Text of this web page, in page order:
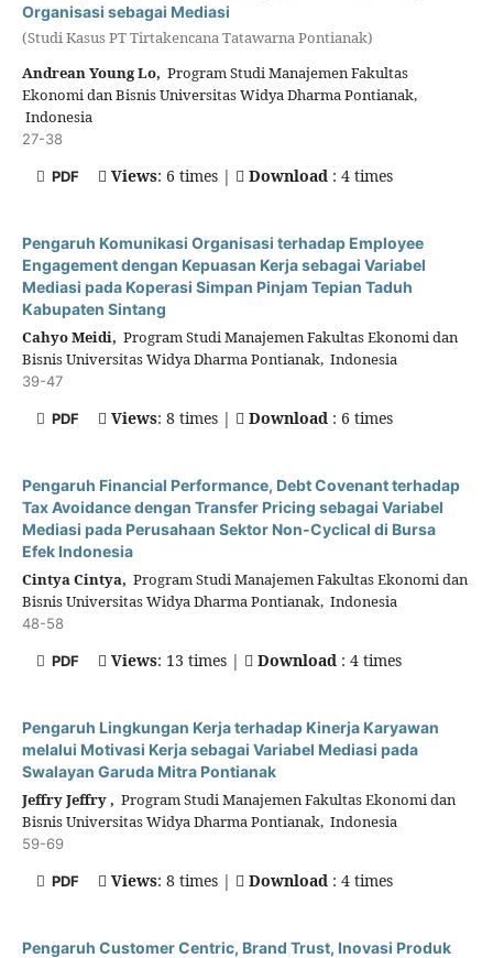
Organisasi sebagai Mediasi
(Studi Kasus PT Tirtakencana Tatawarna Pontianak)
Andrean Young Lo, Program Studi Manajemen Fakultas
Ekonomi dan Bisnis Universitas Widya Dharma Pontianak,
Indonesia
27-38
PDF Views: 6 times | Download : 4 times
Pengaruh Komunikasi Organisasi terhadap Employee
Engagement dengan Kepuasan Kerja sebagai Variabel
Mediasi pada Koperasi Simpan Pinjam Tepian Taduh
Kabupaten Sintang
Cahyo Meidi, Program Studi Manajemen Fakultas Ekonomi dan
Bisnis Universitas Widya Dharma Pontianak, Indonesia
39-47
PDF Views: 8 times | Download : 6 times
Pengaruh Financial Performance, Debt Covenant terhadap
Tax Avoidance dengan Transfer Pricing sebagai Variabel
Mediasi pada Perusahaan Sektor Non-Cyclical di Bursa
Efek Indonesia
Cintya Cintya, Program Studi Manajemen Fakultas Ekonomi dan
Bisnis Universitas Widya Dharma Pontianak, Indonesia
48-58
PDF Views: 13 times | Download : 4 times
Pengaruh Lingkungan Kerja terhadap Kinerja Karyawan
melalui Motivasi Kerja sebagai Variabel Mediasi pada
Swalayan Garuda Mitra Pontianak
Jeffry Jeffry , Program Studi Manajemen Fakultas Ekonomi dan
Bisnis Universitas Widya Dharma Pontianak, Indonesia
59-69
PDF Views: 8 times | Download : 4 times
Pengaruh Customer Centric, Brand Trust, Inovasi Produk